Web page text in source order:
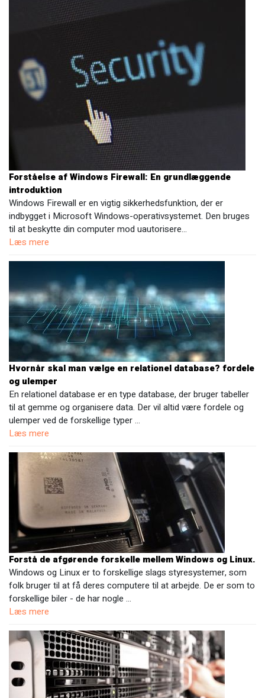
Forståelse af Windows Firewall: En grundlæggende
introduktion
Windows Firewall er en vigtig sikkerhedsfunktion, der er
indbygget i Microsoft Windows-operativsystemet. Den bruges
til at beskytte din computer mod uautorisere…
Læs mere
Hvornår skal man vælge en relationel database? fordele
og ulemper
En relationel database er en type database, der bruger tabeller
til at gemme og organisere data. Der vil altid være fordele og
ulemper ved de forskellige typer …
Læs mere
Forstå de afgørende forskelle mellem Windows og Linux.
Windows og Linux er to forskellige slags styresystemer, som
folk bruger til at få deres computere til at arbejde. De er som to
forskellige biler - de har nogle …
Læs mere